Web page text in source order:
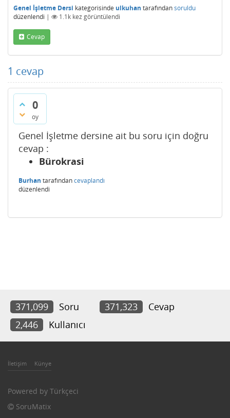
Genel İşletme Dersi kategorisinde ulkuhan tarafındansoruldu
düzenlendi | 1.1k kez görüntülendi
Cevap
1 cevap
0
oy
Genel İşletme dersine ait bu soru için doğru
cevap :
Bürokrasi
Burhan tarafındancevaplandı
düzenlendi
371,099 Soru 371,323
Cevap
2,446
Kullanıcı
İletişim Künye
Powered by Türkçeci
SoruMatix